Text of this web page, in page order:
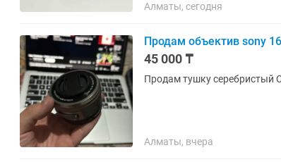
Алматы, сегодня
Продам объектив sony
45 000 ₸
Продам тушку серебристый
Алматы, вчера